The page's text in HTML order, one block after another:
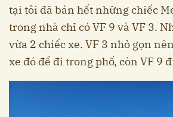
tại tôi đã bán hết những chiếc
trong nhà chỉ có VF 9 và VF 3.
vừa 2 chiếc xe. VF 3 nhỏ gọn
xe đó để đi trong phố, còn VF 9